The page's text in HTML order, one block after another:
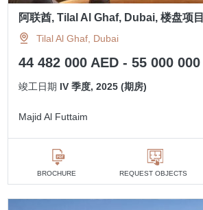
阿联酋, Tilal Al Ghaf, Dubai, 楼盘项
Tilal Al Ghaf, Dubai
44 482 000 AED - 55 000 000
竣工日期 IV 季度, 2025 (期房)
Majid Al Futtaim
BROCHURE REQUEST OBJECTS